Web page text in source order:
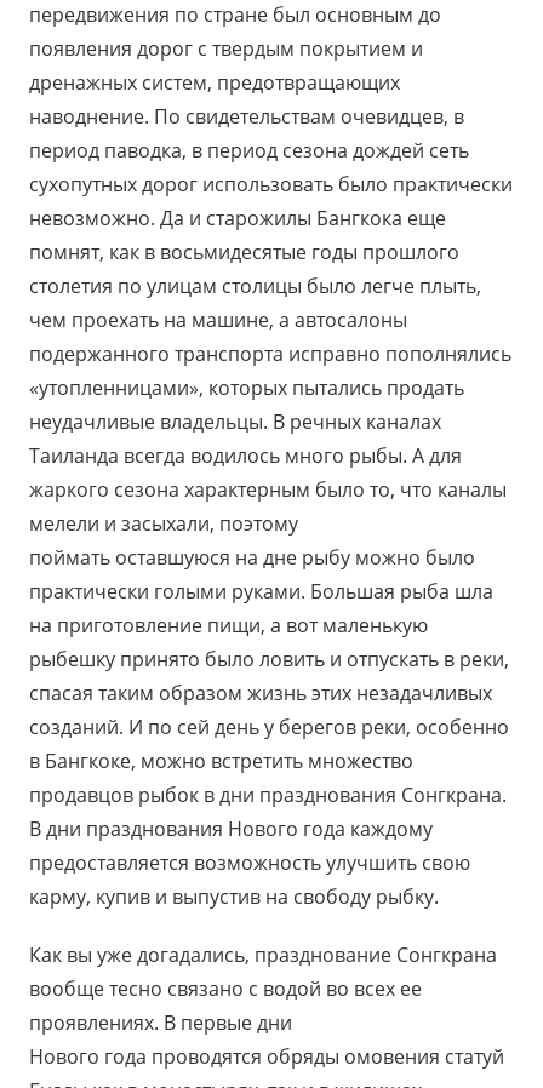
передвижения по стране был основным до
появления дорог с твердым покрытием и
дренажных систем, предотвращающих
наводнение. По свидетельствам очевидцев, в
период паводка, в период сезона дождей сеть
сухопутных дорог использовать было практически
невозможно. Да и старожилы Бангкока еще
помнят, как в восьмидесятые годы прошлого
столетия по улицам столицы было легче плыть,
чем проехать на машине, а автосалоны
подержанного транспорта исправно пополнялись
«утопленницами», которых пытались продать
неудачливые владельцы. В речных каналах
Таиланда всегда водилось много рыбы. А для
жаркого сезона характерным было то, что каналы
мелели и засыхали, поэтому
поймать оставшуюся на дне рыбу можно было
практически голыми руками. Большая рыба шла
на приготовление пищи, а вот маленькую
рыбешку принято было ловить и отпускать в реки,
спасая таким образом жизнь этих незадачливых
созданий. И по сей день у берегов реки, особенно
в Бангкоке, можно встретить множество
продавцов рыбок в дни празднования Сонгкрана.
В дни празднования Нового года каждому
предоставляется возможность улучшить свою
карму, купив и выпустив на свободу рыбку.
Как вы уже догадались, празднование Сонгкрана
вообще тесно связано с водой во всех ее
проявлениях. В первые дни
Нового года проводятся обряды омовения статуй